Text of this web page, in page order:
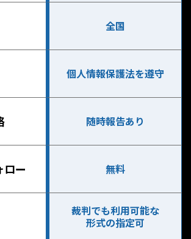
全国
個人情報保護法を遵守
随時報告あり
ロー 無料
裁判でも利用可能な
形式の指定可